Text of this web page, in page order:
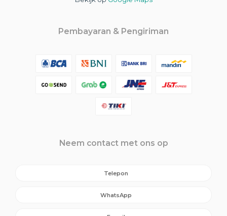
Pembayaran & Pengiriman
Neem contact met ons op
Telepon
WhatsApp